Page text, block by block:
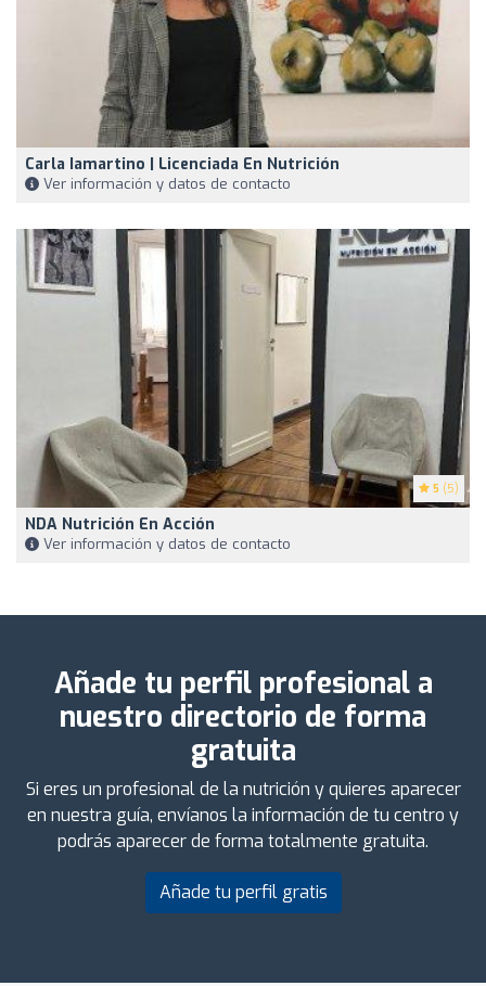
Carla Iamartino | Licenciada En Nutrición
Ver información y datos de contacto
5 (5)
NDA Nutrición En Acción
Ver información y datos de contacto
Añade tu perfil profesional a
nuestro directorio de forma
gratuita
Si eres un profesional de la nutrición y quieres aparecer
en nuestra guía, envíanos la información de tu centro y
podrás aparecer de forma totalmente gratuita.
Añade tu perfil gratis